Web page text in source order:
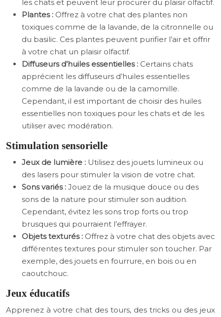
les chats et peuvent leur procurer du plaisir olfactif.
Plantes : Offrez à votre chat des plantes non
toxiques comme de la lavande, de la citronnelle ou
du basilic. Ces plantes peuvent purifier l’air et offrir
à votre chat un plaisir olfactif.
Diffuseurs d’huiles essentielles : Certains chats
apprécient les diffuseurs d’huiles essentielles
comme de la lavande ou de la camomille.
Cependant, il est important de choisir des huiles
essentielles non toxiques pour les chats et de les
utiliser avec modération.
Stimulation sensorielle
Jeux de lumière : Utilisez des jouets lumineux ou
des lasers pour stimuler la vision de votre chat.
Sons variés : Jouez de la musique douce ou des
sons de la nature pour stimuler son audition.
Cependant, évitez les sons trop forts ou trop
brusques qui pourraient l’effrayer.
Objets texturés : Offrez à votre chat des objets avec
différentes textures pour stimuler son toucher. Par
exemple, des jouets en fourrure, en bois ou en
caoutchouc.
Jeux éducatifs
Apprenez à votre chat des tours, des tricks ou des jeux